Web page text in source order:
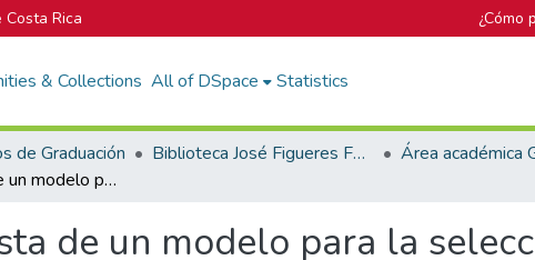
Rica ¿Cómo
& Collections All of DSpace Statistics
de Graduación Biblioteca José Figueres Ferrer
Propuesta de un modelo para la selección y priorización de proyectos en la Municipalidad de Alajuela.
de un modelo para la